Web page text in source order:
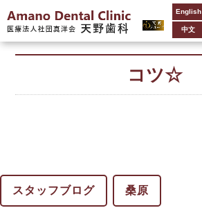
English
中文
コツ☆
スタッフブログ 桑原